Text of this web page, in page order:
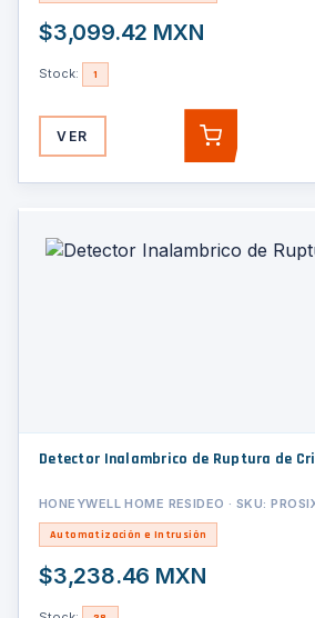
$3,099.42 MXN
Stock: 1
VER AGREGAR
Detector Inalambrico de Ruptura de
HONEYWELL HOME RESIDEO · SKU:
Automatización e Intrusión
$3,238.46 MXN